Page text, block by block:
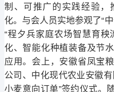
制、可推广的实践经验，
化。与会人员实地参观了“
“程夕兵家庭农场智慧育秧
化、智能化种植装备及节
应用。会上，安徽省凤宝
公司、中化现代农业安徽
小麦意向订单”签约仪式。